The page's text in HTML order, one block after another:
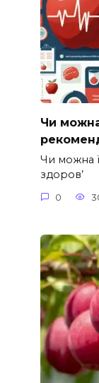
Чи можна
Чи можна
здоров’
0